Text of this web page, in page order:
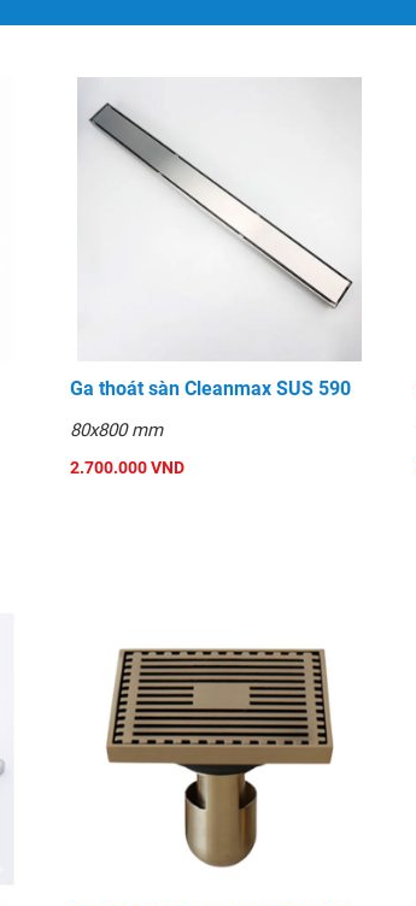
Ga thoát sàn Cleanmax SUS 590
80x800 mm
2.700.000 VND